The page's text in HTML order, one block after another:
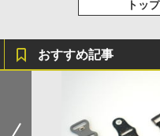
トッ
おすすめ記事